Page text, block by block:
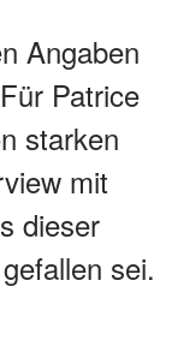
Angaben
Patrice
starken
mit
dieser
sei.